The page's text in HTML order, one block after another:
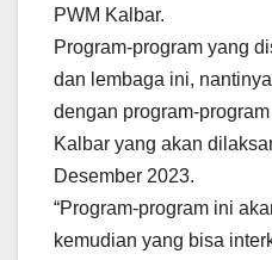
PWM Kalbar.
Program-program yang
dan lembaga ini,
dengan program-
Kalbar yang akan
Desember 2023.
“Program-program ini
kemudian yang bisa